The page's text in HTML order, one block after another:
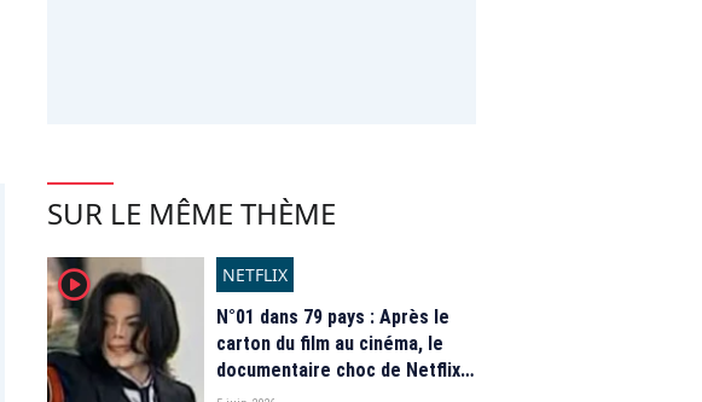
SUR LE MÊME THÈME
player2
NETFLIX
N°01 dans 79 pays : Après le
carton du film au cinéma, le
documentaire choc de Netflix
sur Michael Jackson réalise un